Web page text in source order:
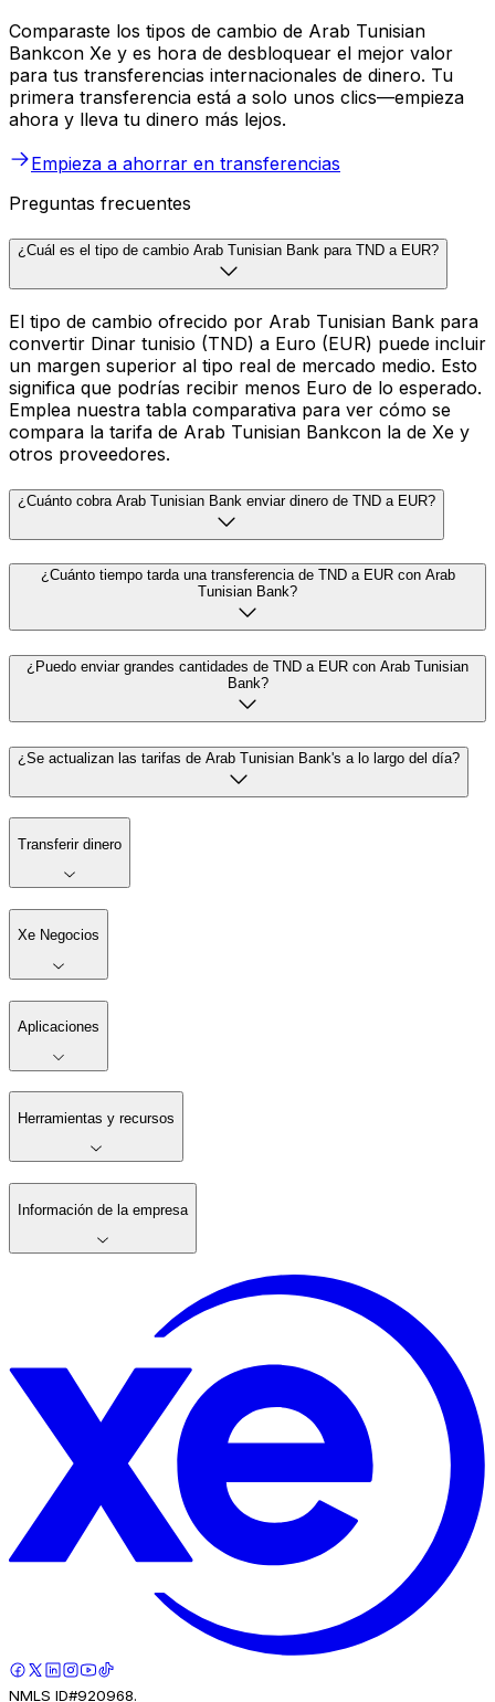
Comparaste los tipos de cambio de Arab Tunisian
Bankcon Xe y es hora de desbloquear el mejor valor
para tus transferencias internacionales de dinero. Tu
primera transferencia está a solo unos clics—empieza
ahora y lleva tu dinero más lejos.
Empieza a ahorrar en transferencias
Preguntas frecuentes
¿Cuál es el tipo de cambio Arab Tunisian Bank para TND a EUR?
El tipo de cambio ofrecido por Arab Tunisian Bank para
convertir Dinar tunisio (TND) a Euro (EUR) puede incluir
un margen superior al tipo real de mercado medio. Esto
significa que podrías recibir menos Euro de lo esperado.
Emplea nuestra tabla comparativa para ver cómo se
compara la tarifa de Arab Tunisian Bankcon la de Xe y
otros proveedores.
¿Cuánto cobra Arab Tunisian Bank enviar dinero de TND a EUR?
¿Cuánto tiempo tarda una transferencia de TND a EUR con Arab
Tunisian Bank?
¿Puedo enviar grandes cantidades de TND a EUR con Arab Tunisian
Bank?
¿Se actualizan las tarifas de Arab Tunisian Bank's a lo largo del día?
Transferir dinero
Xe Negocios
Aplicaciones
Herramientas y recursos
Información de la empresa
NMLS ID#920968.